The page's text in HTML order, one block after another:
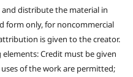
and distribute the material in
form only, for noncommercial
is given to the creator.
elements: Credit must be given
of the work are permitted;